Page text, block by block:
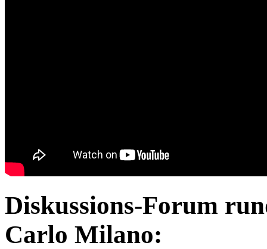
Diskussions-Forum
Carlo Milano: